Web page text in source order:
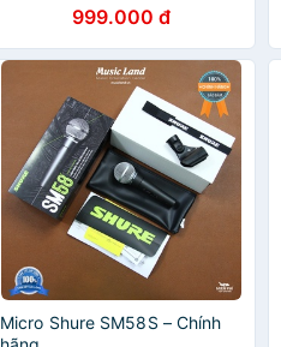
Karaoke PGA48
999.000 đ
Micro Shure SM58S – Chính